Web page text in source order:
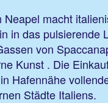
Neapel macht
in das pulsierende
von
Kunst . Die
Hafennähe
Städte Italiens.